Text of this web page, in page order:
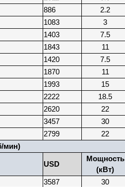
886
2.2
1083 3
1403
7.5
1843 11
1420
7.5
1870
11
1993 15
2222
18.5
2620
22
3457
30
2799
22
мин)
USD
Мощность
(кВт)
3587
30